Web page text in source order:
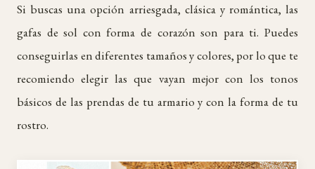
Si buscas una opción arriesgada, clásica y romántica, las
gafas de sol con forma de corazón son para ti. Puedes
conseguirlas en diferentes tamaños y colores, por lo que te
recomiendo elegir las que vayan mejor con los tonos
básicos de las prendas de tu armario y con la forma de tu
rostro.